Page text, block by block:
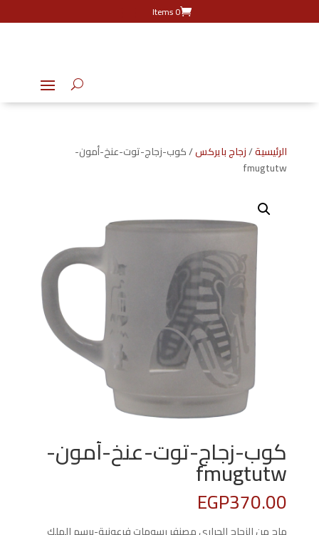
0 Items
الرئيسية/زجاج بايركس/ كوب-زجاج-توت-عنخ-أمون-
fmugtutw
كوب-زجاج-توت-عنخ-أمون-
fmugtutw
EGP370.00